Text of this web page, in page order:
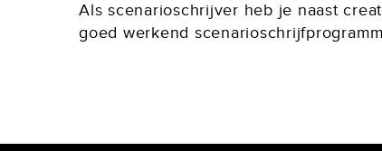
Als scenarioschrijver heb je naast
goed werkend